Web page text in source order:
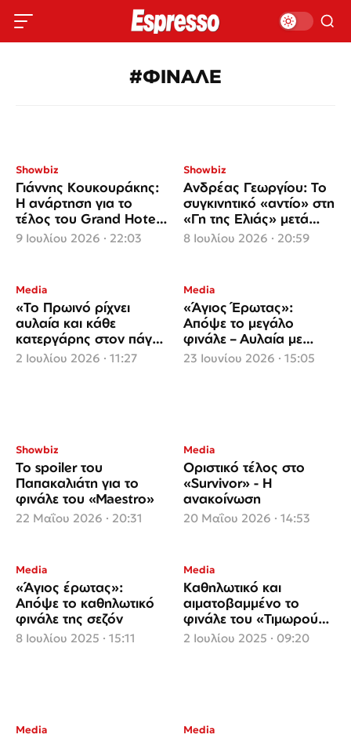
#ΦΙΝΑΛΕ
Showbiz
Γιάννης Κουκουράκης:
Η ανάρτηση για το
τέλος του Grand Hotel
και το μεγάλο
9 Ιουλίου 2026 · 22:03
Showbiz
Ανδρέας Γεωργίου: Το
συγκινητικό «αντίο» στη
«Γη της Ελιάς» μετά
από πέντε χρόνια
8 Ιουλίου 2026 · 20:59
Media
«Το Πρωινό ρίχνει
αυλαία και κάθε
κατεργάρης στον πάγκο
του» - Η ατάκα Λιάγκα
2 Ιουλίου 2026 · 11:27
Media
«Άγιος Έρωτας»:
Απόψε το μεγάλο
φινάλε – Αυλαία με
ανατροπές
23 Ιουνίου 2026 · 15:05
Showbiz
Το spoiler του
Παπακαλιάτη για το
φινάλε του «Maestro»
22 Μαΐου 2026 · 20:31
Media
Οριστικό τέλος στο
«Survivor» - Η
ανακοίνωση
20 Μαΐου 2026 · 14:53
Media
«Άγιος έρωτας»:
Απόψε το καθηλωτικό
φινάλε της σεζόν
8 Ιουλίου 2025 · 15:11
Media
Καθηλωτικό και
αιματοβαμμένο το
φινάλε του «Τιμωρού» -
Τα σχόλια στο twitter
2 Ιουλίου 2025 · 09:20
Media Media